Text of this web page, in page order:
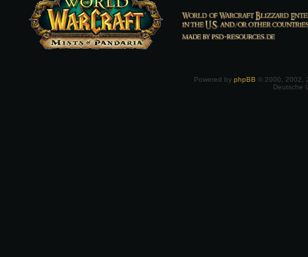
Powered by phpBB © 2000, 2002,
Deutsche